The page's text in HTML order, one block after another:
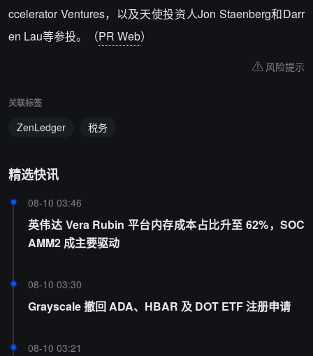
ccelerator Ventures，以及天使投资人Jon Staenberg和Darr
en Lau等参投。（PR Web）
风险提示
关联标签
ZenLedger 税务
精选快讯
08-10 03:46
英伟达 Vera Rubin 平台内存成本占比升至 62%，SOC
AMM2 成主要驱动
08-10 03:30
Grayscale 撤回 ADA、HBAR 及 DOT ETF 注册申请
08-10 03:21